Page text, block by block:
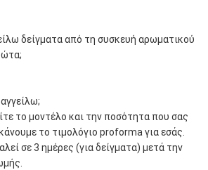
δείγματα από τη συσκευή αρωματικού
το μοντέλο και την ποσότητα που σας
το τιμολόγιο proforma για εσάς.
σε 3 ημέρες (για δείγματα) μετά την